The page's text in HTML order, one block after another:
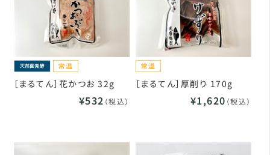
［まるてん］花かつお 32g
¥532 （税込）
［まるてん］厚削り 170g
¥1,620 （税込）